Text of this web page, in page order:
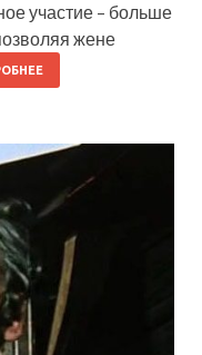
участие – больше
жене